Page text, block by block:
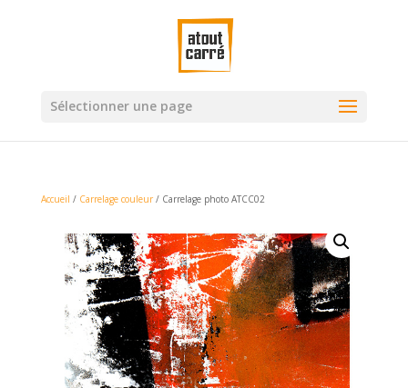
Sélectionner une page
Accueil / Carrelage couleur/ Carrelage photo ATCC02